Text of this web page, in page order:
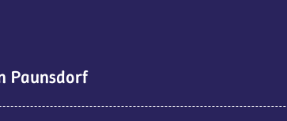
Paunsdorf